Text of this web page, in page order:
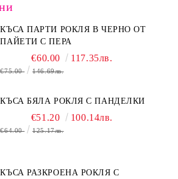
КЪСА ПАРТИ РОКЛЯ В ЧЕРНО ОТ
ПАЙЕТИ С ПЕРА
€60.00 117.35лв.
€75.00 146.69лв.
КЪСА БЯЛА РОКЛЯ С ПАНДЕЛКИ
€51.20 100.14лв.
€64.00 125.17лв.
КЪСА РАЗКРОЕНА РОКЛЯ С